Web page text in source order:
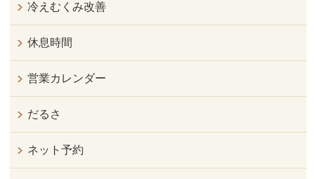
冷えむくみ改善
休息時間
営業カレンダー
だるさ
ネット予約